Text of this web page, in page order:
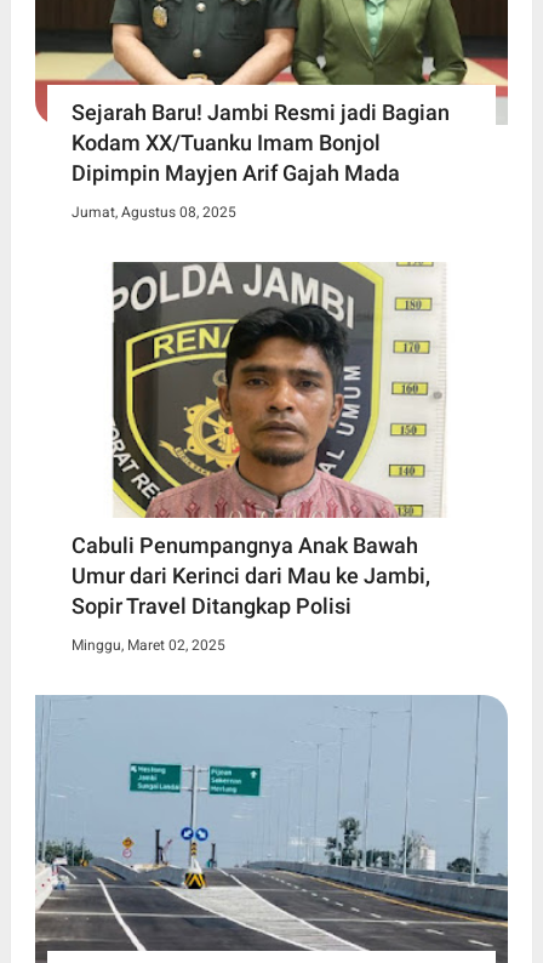
Sejarah Baru! Jambi Resmi jadi Bagian
Kodam XX/Tuanku Imam Bonjol
Dipimpin Mayjen Arif Gajah Mada
Jumat, Agustus 08, 2025
Cabuli Penumpangnya Anak Bawah
Umur dari Kerinci dari Mau ke Jambi,
Sopir Travel Ditangkap Polisi
Minggu, Maret 02, 2025